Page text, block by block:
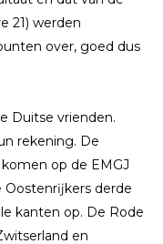
21) werden
over, goed dus
Duitse vrienden.
rekening. De
op de EMGJ
derde
kanten op. De Rode
en